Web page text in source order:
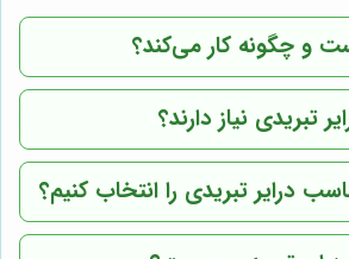
و چگونه کار می‌کند؟
تبریدی نیاز دارند؟
درایر تبریدی را انتخاب کنیم؟